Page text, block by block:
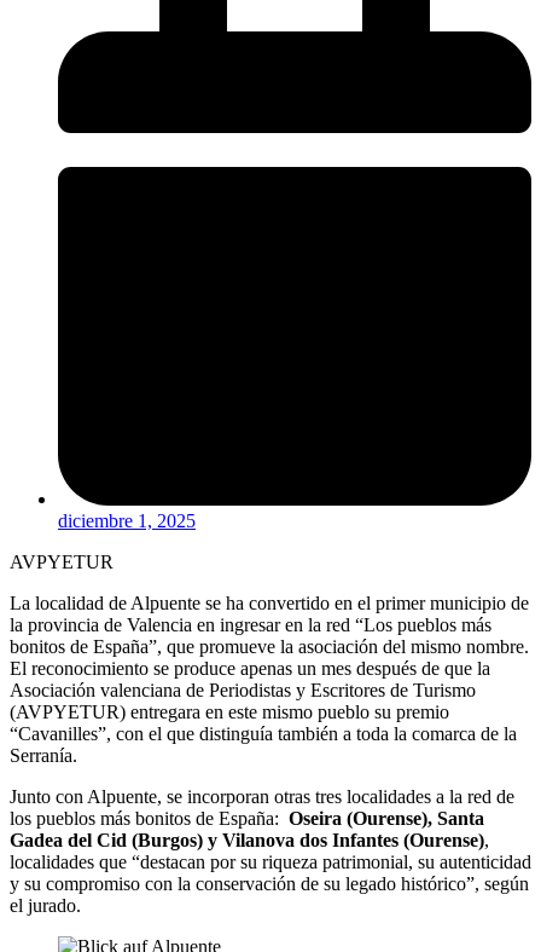
diciembre 1, 2025
AVPYETUR
La localidad de Alpuente se ha convertido en el primer municipio de
la provincia de Valencia en ingresar en la red “Los pueblos más
bonitos de España”, que promueve la asociación del mismo nombre.
El reconocimiento se produce apenas un mes después de que la
Asociación valenciana de Periodistas y Escritores de Turismo
(AVPYETUR) entregara en este mismo pueblo su premio
“Cavanilles”, con el que distinguía también a toda la comarca de la
Serranía.
Junto con Alpuente, se incorporan otras tres localidades a la red de
los pueblos más bonitos de España: Oseira (Ourense), Santa
Gadea del Cid (Burgos) y Vilanova dos Infantes (Ourense),
localidades que “destacan por su riqueza patrimonial, su autenticidad
y su compromiso con la conservación de su legado histórico”, según
el jurado.